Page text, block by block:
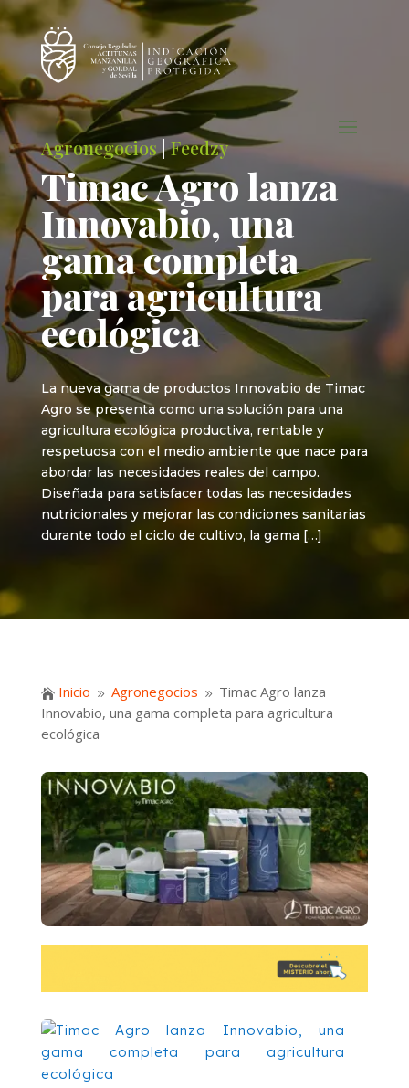
Agronegocios|Feedzy
Timac Agro lanza
Innovabio, una
gama completa
para agricultura
ecológica
La nueva gama de productos Innovabio de Timac
Agro se presenta como una solución para una
agricultura ecológica productiva, rentable y
respetuosa con el medio ambiente que nace para
abordar las necesidades reales del campo.
Diseñada para satisfacer todas las necesidades
nutricionales y mejorar las condiciones sanitarias
durante todo el ciclo de cultivo, la gama […]
 Inicio 9 Agronegocios 9 Timac Agro lanza
Innovabio, una gama completa para agricultura
ecológica